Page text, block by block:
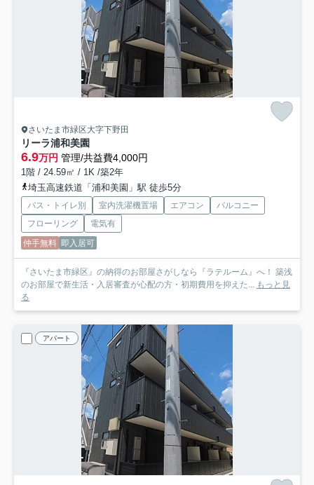
さいたま市緑区大字下野田
リーラ浦和美園
6.9万円 管理/共益費4,000円
1階 / 24.59㎡ / 1K /築2年
埼玉高速鉄道「浦和美園」駅 徒歩5分
バス・トイレ別 室内洗濯機置場 エアコン
バルコニー
フローリング
電気有
仲手無料 即入居可
『さいたま市緑区』の納得のお部屋さがしなら『ラテルーム』へ！ 築浅
のお部屋で新生活・入居審査が心配の方・初期費用を抑えた... もっと見
る
アパート